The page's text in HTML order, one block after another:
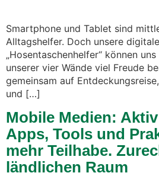
Smartphone und Tablet sind
Alltagshelfer. Doch unsere
„Hosentaschenhelfer“ können
unserer vier Wände viel Freude
gemeinsam auf
und […]
Mobile Medien:
Apps, Tools und
mehr Teilhabe.
ländlichen Raum